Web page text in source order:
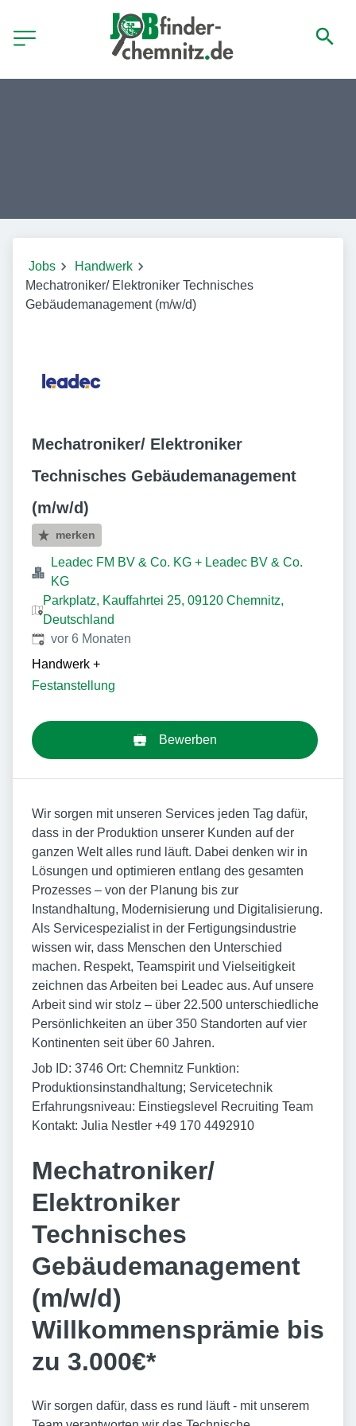
Jobs
Handwerk
Mechatroniker/ Elektroniker Technisches
Gebäudemanagement (m/w/d)
Mechatroniker/ Elektroniker
Technisches Gebäudemanagement
(m/w/d)
merken
Leadec FM BV & Co. KG + Leadec BV & Co.
KG
Parkplatz, Kauffahrtei 25, 09120 Chemnitz,
Deutschland
Veröffentlicht:
vor 6 Monaten
Handwerk +
Festanstellung
Bewerben
Wir sorgen mit unseren Services jeden Tag dafür,
dass in der Produktion unserer Kunden auf der
ganzen Welt alles rund läuft. Dabei denken wir in
Lösungen und optimieren entlang des gesamten
Prozesses – von der Planung bis zur
Instandhaltung, Modernisierung und Digitalisierung.
Als Servicespezialist in der Fertigungsindustrie
wissen wir, dass Menschen den Unterschied
machen. Respekt, Teamspirit und Vielseitigkeit
zeichnen das Arbeiten bei Leadec aus. Auf unsere
Arbeit sind wir stolz – über 22.500 unterschiedliche
Persönlichkeiten an über 350 Standorten auf vier
Kontinenten seit über 60 Jahren.
Job ID: 3746 Ort: Chemnitz Funktion:
Produktionsinstandhaltung; Servicetechnik
Erfahrungsniveau: Einstiegslevel Recruiting Team
Kontakt: Julia Nestler +49 170 4492910
Mechatroniker/
Elektroniker
Technisches
Gebäudemanagement
(m/w/d)
Willkommensprämie bis
zu 3.000€*
Wir sorgen dafür, dass es rund läuft - mit unserem